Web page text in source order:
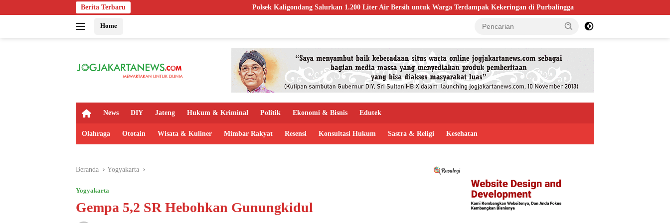
ke
Berita Terbaru Polsek Kaligondang Salurkan 1.200 Liter Air Bersih untuk Warga Terdampak Kekeringan di Purbalingga Bapas Yogyakarta Gandeng Satpol PP
Home
H
m
News DIY Jateng Hukum & Kriminal Politik Ekonomi & Bisnis Edutek
Olahraga Ototain Wisata & Kuliner Mimbar Rakyat Resensi Konsultasi Hukum Sastra & Religi Kesehatan
Beranda Yogyakarta
Yogyakarta
Gempa 5,2 SR Hebohkan Gunungkidul